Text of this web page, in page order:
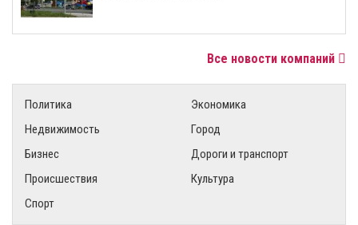
Все новости компаний
Политика
Экономика
Недвижимость
Город
Бизнес
Дороги и транспорт
Происшествия
Культура
Спорт